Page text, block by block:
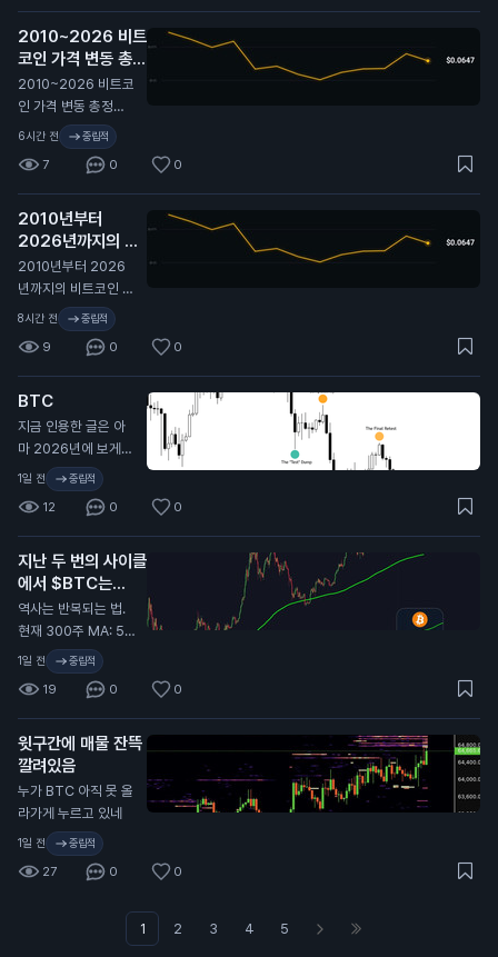
6퍼센타일 구간. 극단
적이진 않지만 옵션
시장은 여전히 최근
비트코인이 보여준 것
보다 더 큰 움직임을
프라이싱 중. 여기서
실현 변동성이 따라
올라갈까, 아니면 내
재 변동성이 계속 눌
릴까?
2010~2026 비트
코인 가격 변동 총정
리 🫡
N
2010~2026 비트코
인 가격 변동 총정리
🫡
6시간 전 중립적
7 0 0
2010년부터
2026년까지의 비
트코인 가격 변동 전
체 역사. 🫡
N
2010년부터 2026
년까지의 비트코인 가
격 변동 전체 역사. 🫡
8시간 전 중립적
9 0 0
BTC
지금 인용한 글은 아
마 2026년에 보게
될 글 중 가장 중요한
글 중 하나일 거야. 시
간 내서 제대로 뜯어
봐. 가격 움직임만 보
지 말고, 파동 구조, 시
장 심리, 마켓메이커
관점에서의 유사점에
집중해. 진한 초록 구
간(바닥 형성)이 끝나
면 다음 타깃은 보라
색 점이고, 그건 8만
달러 위에 있어. 확장
오기 전에 레인지 구
간의 투매(캡튤레이
션)가 먼저 온다.
1일 전 중립적
12 0 0
지난 두 번의 사이클
에서 $BTC는
300주 이동평균선
(300W MA) 근처
에서 바닥을 찍었음.
역사는 반복되는 법.
현재 300주 MA: 5
5,000달러.
1일 전 중립적
19 0 0
윗구간에 매물 잔뜩
깔려있음
누가 BTC 아직 못 올
라가게 누르고 있네
1일 전 중립적
27 0 0
1 2 3 4 5